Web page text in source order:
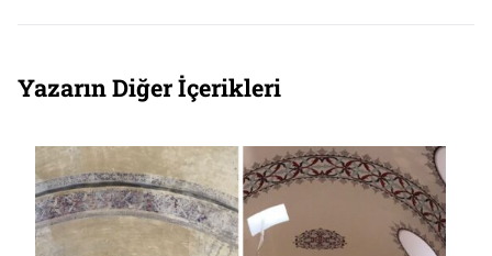
Yazarın Diğer İçerikleri